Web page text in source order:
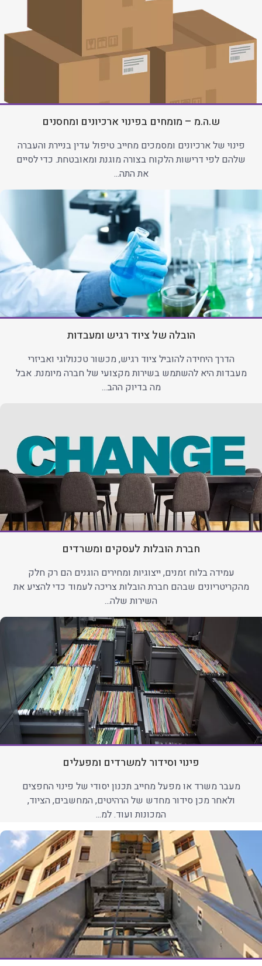
ש.ה.מ – מומחים בפינוי ארכיונים ומחסנים
פינוי של ארכיונים ומסמכים מחייב טיפול עדין בניירת והעברה
שלהם לפי דרישות הלקוח בצורה מוגנת ומאובטחת. כדי לסיים
את התה...
הובלה של ציוד רגיש ומעבדות
הדרך היחידה להוביל ציוד רגיש, מכשור טכנולוגי ואביזרי
מעבדות היא להשתמש בשירות מקצועי של חברה מיומנת. אבל
מה בדיוק ההב...
חברת הובלות לעסקים ומשרדים
עמידה בלוח זמנים, ייצוגיות ומחירים הוגנים הם רק חלק
מהקריטריונים שבהם חברת הובלות צריכה לעמוד כדי להציע את
השירות שלה...
פינוי וסידור למשרדים ומפעלים
מעבר משרד או מפעל מחייב תכנון יסודי של פינוי החפצים
ולאחר מכן סידור מחדש של הרהיטים, המחשבים, הציוד,
המכונות ועוד. למ...